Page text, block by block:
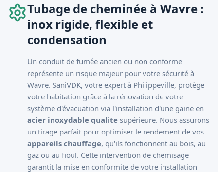
Tubage de cheminée à Wavre :
inox rigide, flexible et
condensation
Un conduit de fumée ancien ou non conforme
représente un risque majeur pour votre sécurité à
Wavre. SaniVDK, votre expert à Philippeville, protège
votre habitation grâce à la rénovation de votre
système d'évacuation via l'installation d'une gaine en
acier inoxydable qualite supérieure. Nous assurons
un tirage parfait pour optimiser le rendement de vos
appareils chauffage, qu'ils fonctionnent au bois, au
gaz ou au fioul. Cette intervention de chemisage
garantit la mise en conformité de votre installation